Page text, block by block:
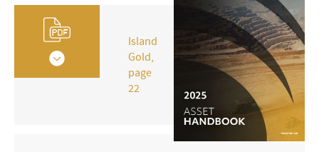
Island
Gold,
page
22